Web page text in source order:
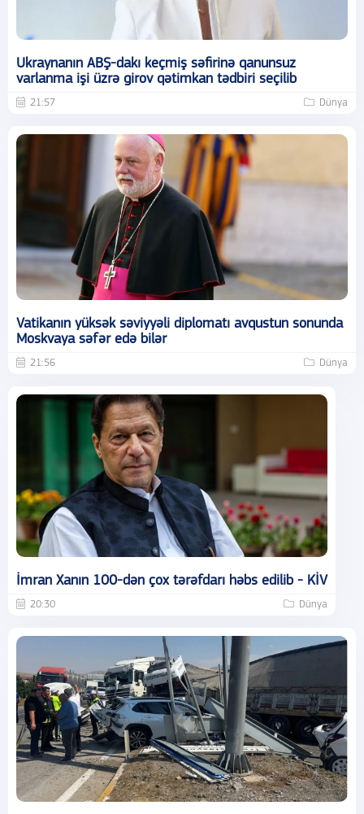
Ukraynanın ABŞ-dakı keçmiş səfirinə qanunsuz
varlanma işi üzrə girov qətimkan tədbiri seçilib
21:57 Dünya
Vatikanın yüksək səviyyəli diplomatı avqustun sonunda
Moskvaya səfər edə bilər
21:56 Dünya
İmran Xanın 100-dən çox tərəfdarı həbs edilib - KİV
20:30 Dünya